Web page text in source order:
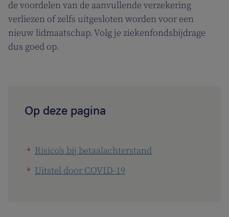
de voordelen van de aanvullende verzekering
verliezen of zelfs uitgesloten worden voor een
nieuw lidmaatschap. Volg je ziekenfondsbijdrage
dus goed op.
Op deze pagina
Risico's bij betaalachterstand
Uitstel door COVID-19